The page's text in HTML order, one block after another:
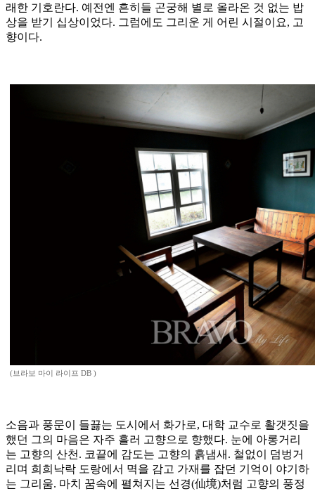
래한 기호란다. 예전엔 흔히들 곤궁해 별로 올라온 것 없는 밥
상을 받기 십상이었다. 그럼에도 그리운 게 어린 시절이요, 고
향이다.
(브라보 마이 라이프 DB )
소음과 풍문이 들끓는 도시에서 화가로, 대학 교수로 활갯짓을
했던 그의 마음은 자주 흘러 고향으로 향했다. 눈에 아롱거리
는 고향의 산천. 코끝에 감도는 고향의 흙냄새. 철없이 덤벙거
리며 희희낙락 도랑에서 멱을 감고 가재를 잡던 기억이 야기하
는 그리움. 마치 꿈속에 펼쳐지는 선경(仙境)처럼 고향의 풍정